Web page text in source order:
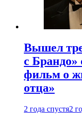
Вышел
с
фильм о
отца»
2 года спустя2